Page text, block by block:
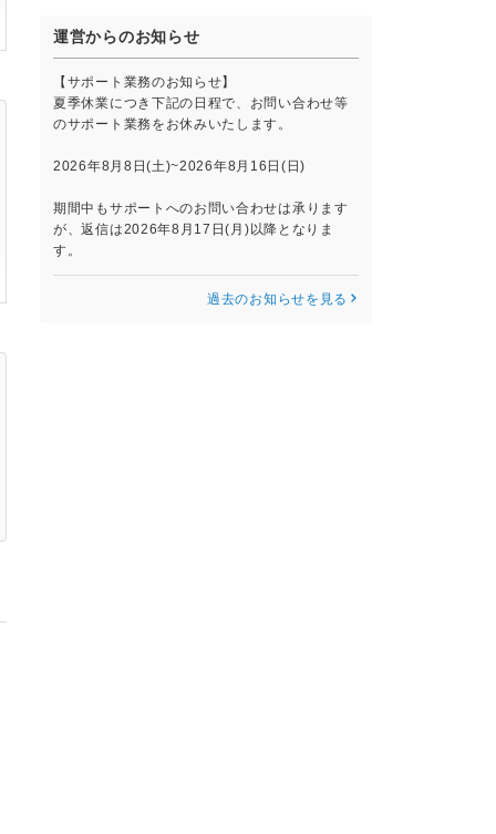
運営からのお知らせ
【サポート業務のお知らせ】
夏季休業につき下記の日程で、お問い合わせ等
のサポート業務をお休みいたします。
2026年8月8日(土)~2026年8月16日(日)
期間中もサポートへのお問い合わせは承ります
が、返信は2026年8月17日(月)以降となりま
す。
過去のお知らせを見る